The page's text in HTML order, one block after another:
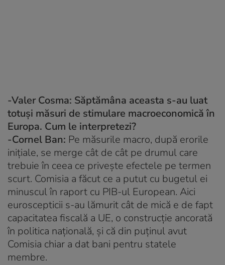
-Valer Cosma: Săptămâna aceasta s-au luat
totuși măsuri de stimulare macroeconomică în
Europa. Cum le interpretezi?
-Cornel Ban: Pe măsurile macro, după erorile
inițiale, se merge cât de cât pe drumul care
trebuie în ceea ce privește efectele pe termen
scurt. Comisia a făcut ce a putut cu bugetul ei
minuscul în raport cu PIB-ul European. Aici
euroscepticii s-au lămurit cât de mică e de fapt
capacitatea fiscală a UE, o construcție ancorată
în politica națională, și că din puținul avut
Comisia chiar a dat bani pentru statele
membre.